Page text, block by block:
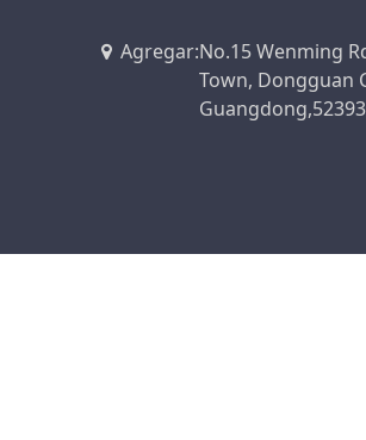
Agregar:No.15 Wenming
Town, Dongguan